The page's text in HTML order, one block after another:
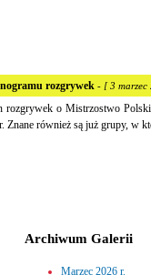
rozgrywek - [ 3 marzec
rozgrywek o Mistrzostwo
Znane również są już grupy, w
Archiwum Galerii
Marzec 2026 r.